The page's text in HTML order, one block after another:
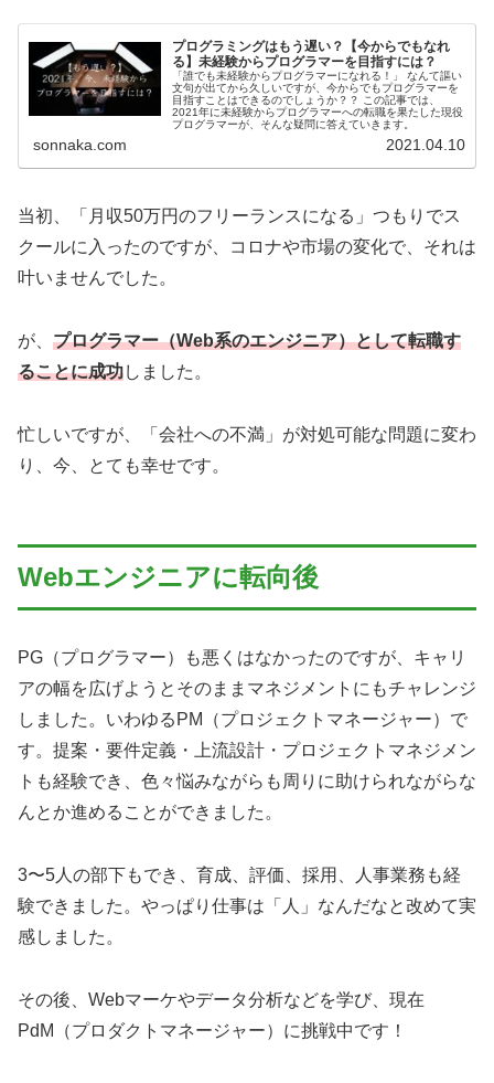
プログラミングはもう遅い？【今からでもなれ
る】未経験からプログラマーを目指すには？
「誰でも未経験からプログラマーになれる！」 なんて謳い
文句が出てから久しいですが、今からでもプログラマーを
目指すことはできるのでしょうか？？ この記事では、
2021年に未経験からプログラマーへの転職を果たした現役
プログラマーが、そんな疑問に答えていきます。
sonnaka.com 2021.04.10
当初、「月収50万円のフリーランスになる」つもりでス
クールに入ったのですが、コロナや市場の変化で、それは
叶いませんでした。
が、 プログラマー（Web系のエンジニア）として転職す
ることに成功しました。
忙しいですが、「会社への不満」が対処可能な問題に変わ
り、今、とても幸せです。
Webエンジニアに転向後
PG（プログラマー）も悪くはなかったのですが、キャリ
アの幅を広げようとそのままマネジメントにもチャレンジ
しました。いわゆるPM（プロジェクトマネージャー）で
す。提案・要件定義・上流設計・プロジェクトマネジメン
トも経験でき、色々悩みながらも周りに助けられながらな
んとか進めることができました。
3〜5人の部下もでき、育成、評価、採用、人事業務も経
験できました。やっぱり仕事は「人」なんだなと改めて実
感しました。
その後、Webマーケやデータ分析などを学び、現在
PdM（プロダクトマネージャー）に挑戦中です！